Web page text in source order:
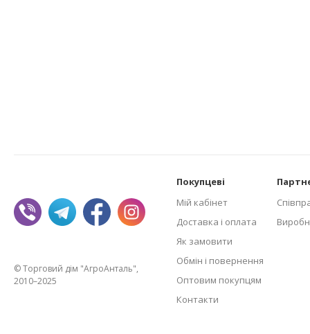
© Торговий дім "АгроАнталь",
2010–2025
Покупцеві
Мій кабінет
Доставка і оплата
Як замовити
Обмін і повернення
Оптовим покупцям
Контакти